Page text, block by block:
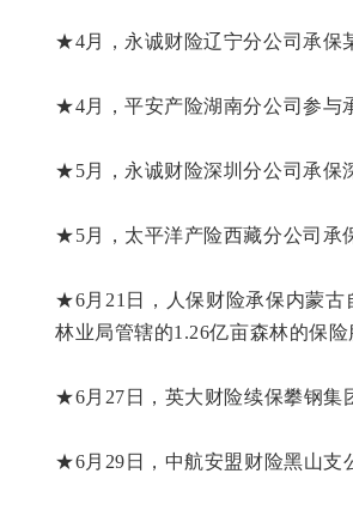
★4月，永诚财险辽宁分公司承保
★4月，平安产险湖南分公司参与
★5月，永诚财险深圳分公司承保
★5月，太平洋产险西藏分公司承
★6月21日，人保财险承保内蒙古
林业局管辖的1.26亿亩森林的保
★6月27日，英大财险续保攀钢集
★6月29日，中航安盟财险黑山支